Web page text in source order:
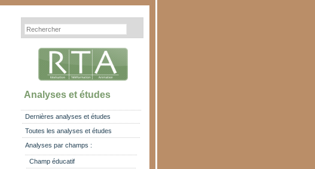
Analyses et études
Dernières analyses et études
Toutes les analyses et études
Analyses par champs :
Champ éducatif